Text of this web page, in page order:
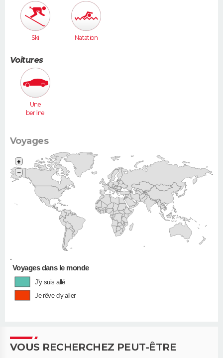
Ski Natation
Voitures
Une
berline
Voyages
•
+
−
Voyages dans le monde
J'y suis allé
Je rêve d'y aller
VOUS RECHERCHEZ PEUT-ÊTRE